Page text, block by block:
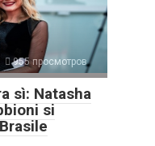
955 просмотров
sì: Natasha
si